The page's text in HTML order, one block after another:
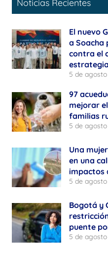
Noticias Recientes
El nuevo
a Soacha
contra el
estrategia
5 de
97
mejorar
familias
5 de
Una
en una
impactos
5 de
Bogotá y
puente
5 de